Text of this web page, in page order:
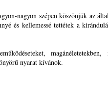
nagyon szépen köszönjük az
és kellemessé tettétek a
magánéletetekben,
nyarat kívánok.